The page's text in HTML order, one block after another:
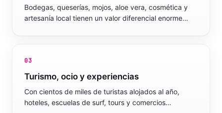
Bodegas, queserías, mojos, aloe vera, cosmética y
artesanía local tienen un valor diferencial enorme…
03
Turismo, ocio y experiencias
Con cientos de miles de turistas alojados al año,
hoteles, escuelas de surf, tours y comercios…